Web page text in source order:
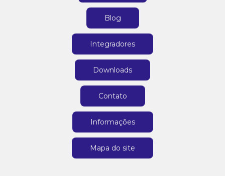
Blog
Integradores
Downloads
Contato
Informações
Mapa do site